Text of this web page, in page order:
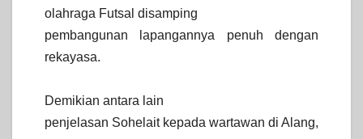
olahraga Futsal disamping
pembangunan lapangannya penuh dengan
rekayasa.
Demikian antara lain
penjelasan Sohelait kepada wartawan di Alang,